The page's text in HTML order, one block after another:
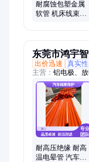
耐腐蚀包塑金属
软管 机床线束软
东莞市鸿宇
出价迅速
真实
主营： 铝电极、
电晕放电架、隔
瓷连接件、电晕
耐高压绝缘 耐高
温电晕管 汽车线